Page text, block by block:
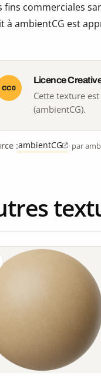
fins commerciales
à ambientCG est
CC0
Licence
Cette texture
(ambientCG).
:ambientCG · par